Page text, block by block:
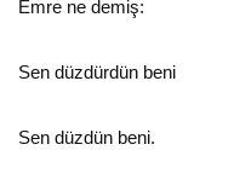
Emre ne demiş:
Sen düzdürdün beni
Sen düzdün beni.